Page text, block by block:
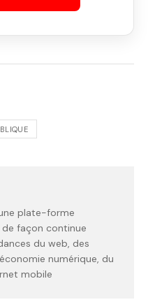
plate-forme
façon continue
du web, des
numérique, du
mobile